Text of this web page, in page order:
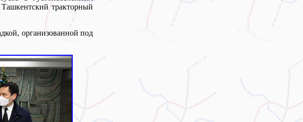
тракторный
организованной под